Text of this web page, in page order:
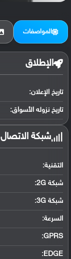
المواصفات
الإطلاق
تاريخ الإعلان:
تاريخ نزوله الأسواق:
شبكة الاتصال
التقنية:
شبكة 2G:
شبكة 3G :
السرعة:
GPRS:
EDGE: